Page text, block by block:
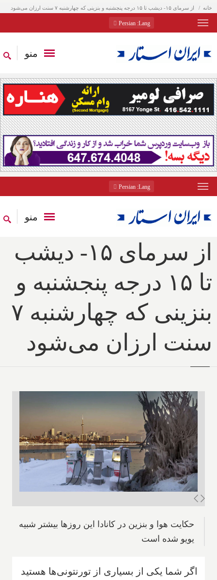
خانه از سرمای ۱۵- دیشب تا ۱۵ درجه پنجشنبه و بنزینی که چهارشنبه ۷ سنت ارزان می‌شود
Lang
: Persian
منو
Lang
: Persian
منو
از سرمای ۱۵- دیشب
تا ۱۵ درجه پنجشنبه و
بنزینی که چهارشنبه ۷
سنت ارزان می‌شود
حکایت هوا و بنزین در کانادا این روزها بیشتر شبیه
یویو شده است
اگر شما یکی از بسیاری از تورنتونی‌ها هستید